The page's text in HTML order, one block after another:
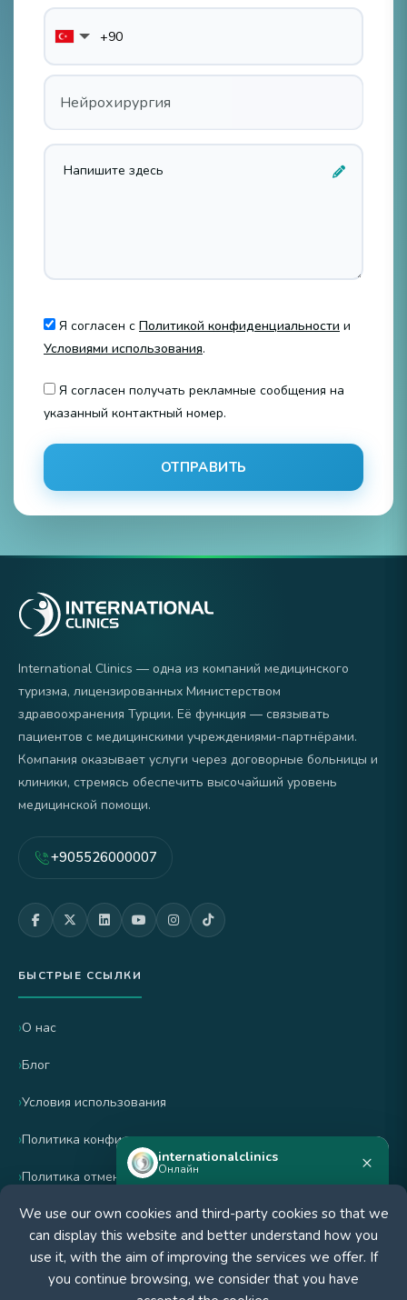
Нейрохирургия
Я согласен с Политикой конфиденциальности и
Условиями использования.
Я согласен получать рекламные сообщения на
указанный контактный номер.
ОТПРАВИТЬ
internationalclinics
Онлайн ×
Нужна помощь?
Напишите в WhatsApp — ответим
быстро.
International Clinics — одна из компаний медицинского
туризма, лицензированных Министерством
здравоохранения Турции. Её функция — связывать
пациентов с медицинскими учреждениями-партнёрами.
Компания оказывает услуги через договорные больницы и
клиники, стремясь обеспечить высочайший уровень
медицинской помощи.
+905526000007
БЫСТРЫЕ ССЫЛКИ
О нас
Блог
Условия использования
Политика конфиденциальности
Политика отмены и возврата
СЕРТИФИЦИРОВАНО
We use our own cookies and third-party cookies so that we
can display this website and better understand how you
use it, with the aim of improving the services we offer. If
you continue browsing, we consider that you have